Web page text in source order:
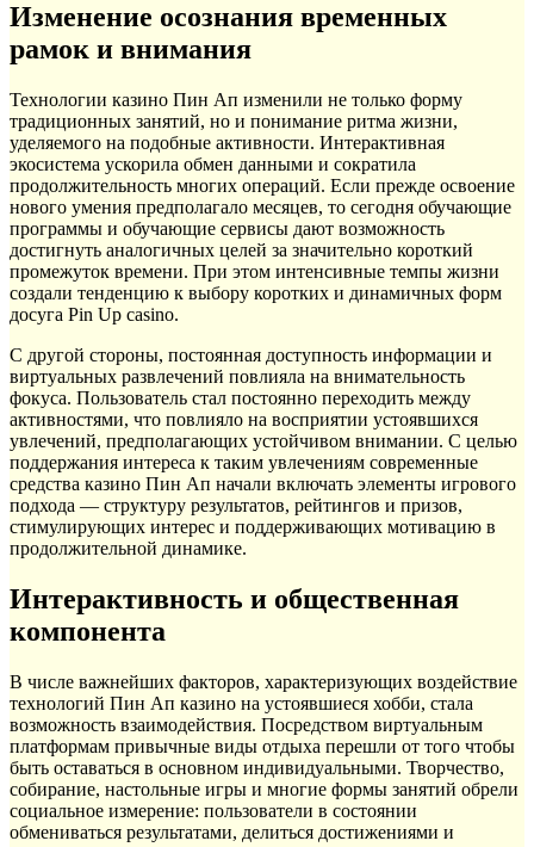
Изменение осознания временных
рамок и внимания
Технологии казино Пин Ап изменили не только форму
традиционных занятий, но и понимание ритма жизни,
уделяемого на подобные активности. Интерактивная
экосистема ускорила обмен данными и сократила
продолжительность многих операций. Если прежде освоение
нового умения предполагало месяцев, то сегодня обучающие
программы и обучающие сервисы дают возможность
достигнуть аналогичных целей за значительно короткий
промежуток времени. При этом интенсивные темпы жизни
создали тенденцию к выбору коротких и динамичных форм
досуга Pin Up casino.
С другой стороны, постоянная доступность информации и
виртуальных развлечений повлияла на внимательность
фокуса. Пользователь стал постоянно переходить между
активностями, что повлияло на восприятии устоявшихся
увлечений, предполагающих устойчивом внимании. С целью
поддержания интереса к таким увлечениям современные
средства казино Пин Ап начали включать элементы игрового
подхода — структуру результатов, рейтингов и призов,
стимулирующих интерес и поддерживающих мотивацию в
продолжительной динамике.
Интерактивность и общественная
компонента
В числе важнейших факторов, характеризующих воздействие
технологий Пин Ап казино на устоявшиеся хобби, стала
возможность взаимодействия. Посредством виртуальным
платформам привычные виды отдыха перешли от того чтобы
быть оставаться в основном индивидуальными. Творчество,
собирание, настольные игры и многие формы занятий обрели
социальное измерение: пользователи в состоянии
обмениваться результатами, делиться достижениями и